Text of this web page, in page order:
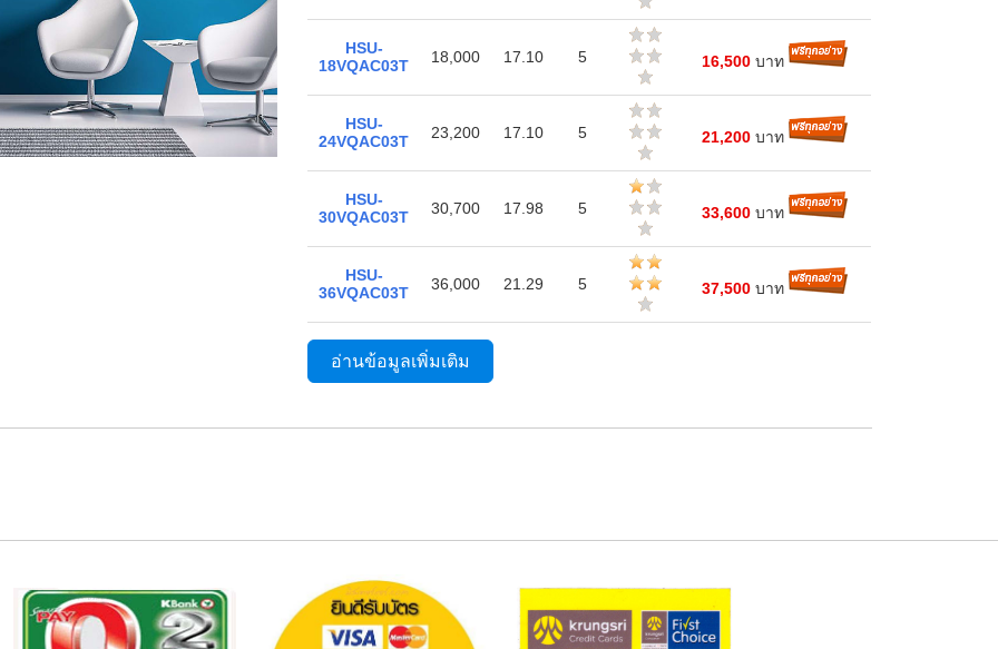
HSU-
18VQAC03T
18,000 17.10 5 16,500บาท
HSU-
24VQAC03T
23,200 17.10 5 21,200บาท
HSU-
30VQAC03T
30,700 17.98 5 33,600บาท
HSU-
36VQAC03T
36,000 21.29 5 37,500บาท
อ่านข้อมูลเพิ่มเติม